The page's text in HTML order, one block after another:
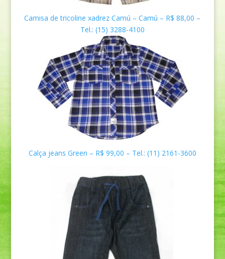
Camisa de tricoline xadrezCamú – Camú – R$ 88,00 –
Tel.: (15) 3288-4100
Calça jeans Green – R$ 99,00 – Tel.: (11) 2161-3600